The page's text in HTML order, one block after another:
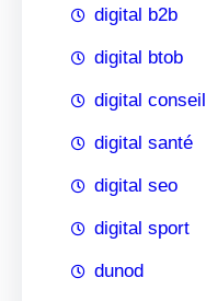
digital b2b
digital btob
digital conseil
digital santé
digital seo
digital sport
dunod